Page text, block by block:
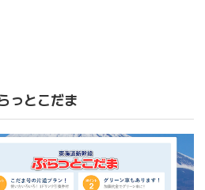
っとこだま